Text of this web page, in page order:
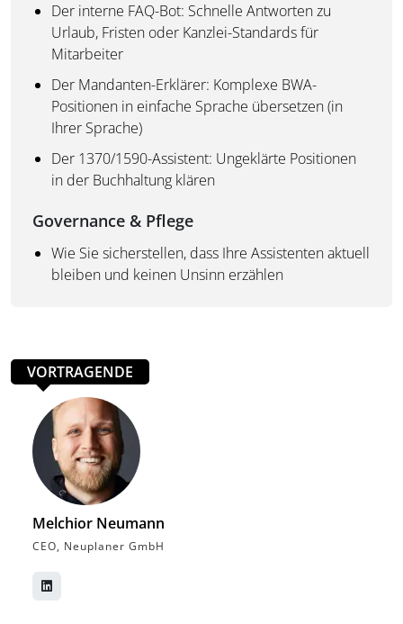
Der interne FAQ-Bot: Schnelle Antworten zu
Urlaub, Fristen oder Kanzlei-Standards für
Mitarbeiter
Der Mandanten-Erklärer: Komplexe BWA-
Positionen in einfache Sprache übersetzen (in
Ihrer Sprache)
Der 1370/1590-Assistent: Ungeklärte Positionen
in der Buchhaltung klären
Governance & Pflege
Wie Sie sicherstellen, dass Ihre Assistenten aktuell
bleiben und keinen Unsinn erzählen
VORTRAGENDE
Melchior Neumann
CEO, Neuplaner GmbH